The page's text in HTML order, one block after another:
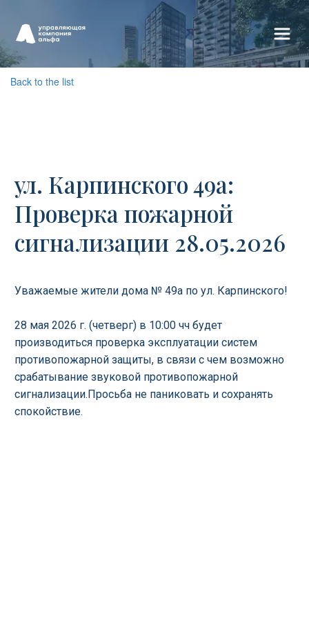
Back to the list
ул. Карпинского 49а:
Проверка пожарной
сигнализации 28.05.2026
Уважаемые жители дома № 49а по ул. Карпинского!
28 мая 2026 г. (четверг) в 10:00 чч будет
производиться проверка эксплуатации систем
противопожарной защиты, в связи с чем возможно
срабатывание звуковой противопожарной
сигнализации.Просьба не паниковать и сохранять
спокойствие.